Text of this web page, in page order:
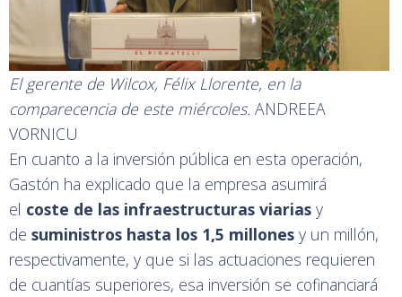
El gerente de Wilcox, Félix Llorente, en la
comparecencia de este miércoles. ANDREEA
VORNICU
En cuanto a la inversión pública en esta operación,
Gastón ha explicado que la empresa asumirá
el coste de las infraestructuras viarias y
de suministros hasta los 1,5 millones y un millón,
respectivamente, y que si las actuaciones requieren
de cuantías superiores, esa inversión se cofinanciará